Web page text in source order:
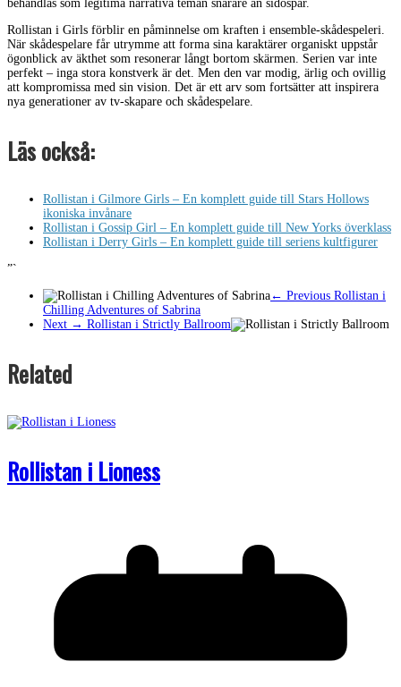
behandlas som legitima narrativa teman snarare än sidospår.
Rollistan i Girls förblir en påminnelse om kraften i ensemble-skådespeleri.
När skådespelare får utrymme att forma sina karaktärer organiskt uppstår
ögonblick av äkthet som resonerar långt bortom skärmen. Serien var inte
perfekt – inga stora konstverk är det. Men den var modig, ärlig och ovillig
att kompromissa med sin vision. Det är ett arv som fortsätter att inspirera
nya generationer av tv-skapare och skådespelare.
Läs också:
Rollistan i Gilmore Girls – En komplett guide till Stars Hollows
ikoniska invånare
Rollistan i Gossip Girl – En komplett guide till New Yorks överklass
Rollistan i Derry Girls – En komplett guide till seriens kultfigurer
”`
← Previous Rollistan i
Chilling Adventures of Sabrina
Next → Rollistan i Strictly Ballroom
Related
Rollistan i Lioness